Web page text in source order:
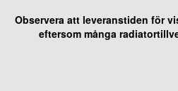
Observera att leveranstiden för
eftersom många